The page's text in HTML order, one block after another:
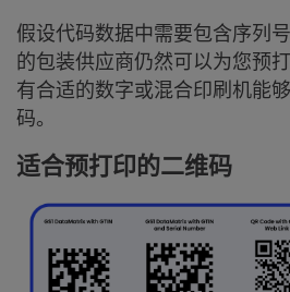
假设代码数据中需要包含序列
的包装供应商仍然可以为您预
有合适的数字或混合印刷机能
码。
适合预打印的二维码